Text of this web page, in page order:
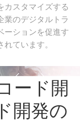
カスタマイズする
業のデジタルトラ
ーションを促進す
ています。
ード開
開発の